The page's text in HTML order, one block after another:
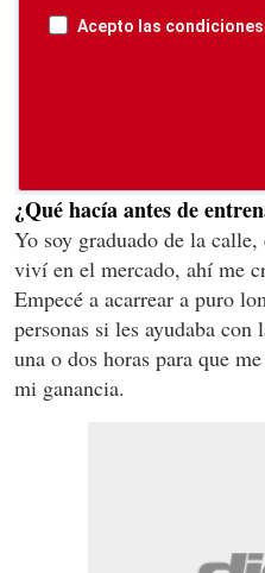
Acepto las
¿Qué hacía antes de
Yo soy graduado de la calle,
viví en el mercado, ahí me
Empecé a acarrear a puro
personas si les ayudaba
una o dos horas para que
mi ganancia.